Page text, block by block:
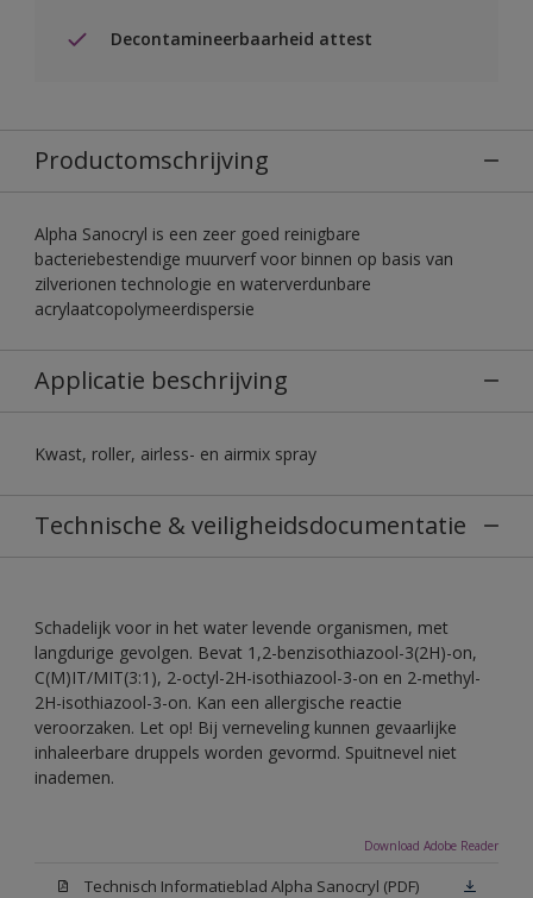
Decontamineerbaarheid attest
Productomschrijving
Alpha Sanocryl is een zeer goed reinigbare
bacteriebestendige muurverf voor binnen op basis van
zilverionen technologie en waterverdunbare
acrylaatcopolymeerdispersie
Applicatie beschrijving
Kwast, roller, airless- en airmix spray
Technische & veiligheidsdocumentatie
Schadelijk voor in het water levende organismen, met
langdurige gevolgen. Bevat 1,2-benzisothiazool-3(2H)-on,
C(M)IT/MIT(3:1), 2-octyl-2H-isothiazool-3-on en 2-methyl-
2H-isothiazool-3-on. Kan een allergische reactie
veroorzaken. Let op! Bij verneveling kunnen gevaarlijke
inhaleerbare druppels worden gevormd. Spuitnevel niet
inademen.
Download Adobe Reader
Technisch Informatieblad Alpha Sanocryl (PDF)